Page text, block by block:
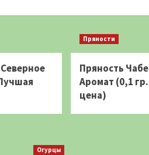
Пряности
Пряность
Аромат (0,1
цена)
Огурцы